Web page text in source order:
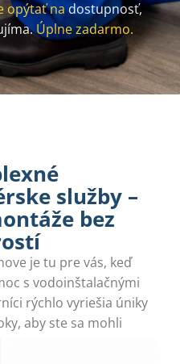
opýtať nadostupnosť,
Úplne zadarmo.
služby –
bez
je tu pre vás, keď
s vodoinštalačnými
rýchlo vyriešia úniky
aby ste sa mohli